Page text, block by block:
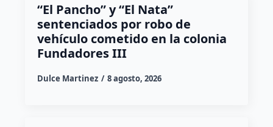
“El Pancho” y “El Nata”
sentenciados por robo de
vehículo cometido en la colonia
Fundadores III
Dulce Martinez 8 agosto, 2026